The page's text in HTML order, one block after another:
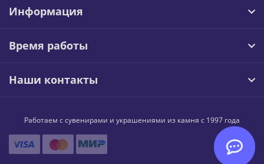
Информация
Время работы
Наши контакты
Работаем с сувенирами и украшениями из камня с 1997 года